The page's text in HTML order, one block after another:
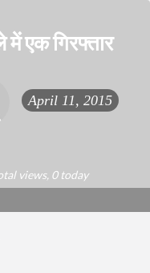
एक गिरफ्तार
April 11, 2015
views, 0 today